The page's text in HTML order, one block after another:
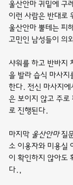
울산안마 귀밑에 구
이런 사람은 반대로
울산안마 뿔테는 피
고민인 남성들이 의
샤워를 하고 반바지
을 발라 습식 마사지
한다. 전신 마사지에
은 보이지 않고 주로
로 진행된다.
마지막 울산안마 질
소 이용자와 미용실
이 확인하지 않아도
다.,